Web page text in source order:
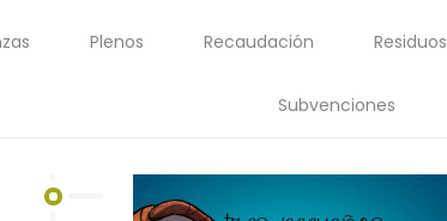
Plenos Recaudación Residuos
Subvenciones